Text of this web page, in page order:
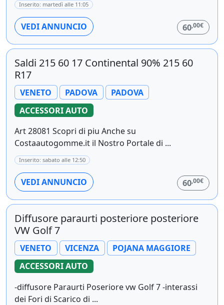
Inserito: martedì alle 11:05
VEDI ANNUNCIO 60,00€
Saldi 215 60 17 Continental 90% 215 60
R17
VENETO PADOVA
PADOVA
ACCESSORI AUTO
Art 28081 Scopri di piu Anche su
Costaautogomme.it il Nostro Portale di ...
Inserito: sabato alle 12:50
VEDI ANNUNCIO 60,00€
Diffusore paraurti posteriore posteriore
VW Golf 7
VENETO VICENZA
POJANA MAGGIORE
ACCESSORI AUTO
-diffusore Paraurti Poseriore vw Golf 7 -interassi
dei Fori di Scarico di ...